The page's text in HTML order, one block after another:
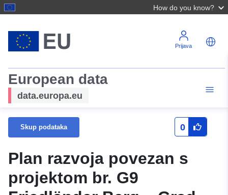
How do you know?
Prijava
European data
data.europa.eu
Skup podataka 0
Plan razvoja povezan s
projektom br. G9